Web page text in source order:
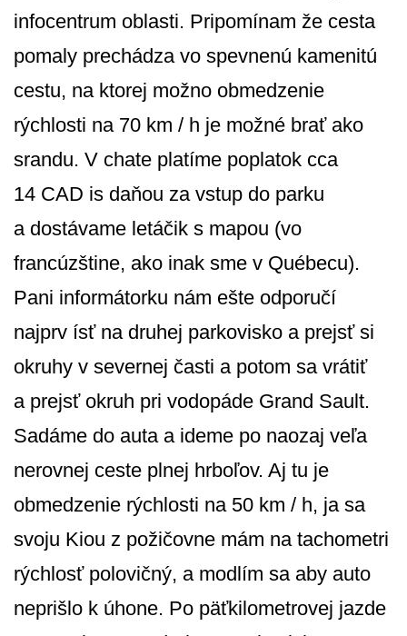
infocentrum oblasti. Pripomínam že cesta
pomaly prechádza vo spevnenú kamenitú
cestu, na ktorej možno obmedzenie
rýchlosti na 70 km / h je možné brať ako
srandu. V chate platíme poplatok cca
14 CAD is daňou za vstup do parku
a dostávame letáčik s mapou (vo
francúzštine, ako inak sme v Québecu).
Pani informátorku nám ešte odporučí
najprv ísť na druhej parkovisko a prejsť si
okruhy v severnej časti a potom sa vrátiť
a prejsť okruh pri vodopáde Grand Sault.
Sadáme do auta a ideme po naozaj veľa
nerovnej ceste plnej hrboľov. Aj tu je
obmedzenie rýchlosti na 50 km / h, ja sa
svoju Kiou z požičovne mám na tachometri
rýchlosť polovičný, a modlím sa aby auto
neprišlo k úhone. Po päťkilometrovej jazde